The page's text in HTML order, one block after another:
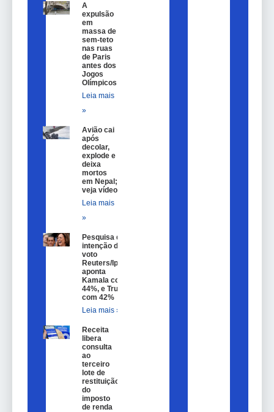
A
expulsão
em
massa de
sem-teto
nas ruas
de Paris
antes dos
Jogos
Olímpicos
Leia mais
»
Avião cai
após
decolar,
explode e
deixa
mortos
em Nepal;
veja vídeo
Leia mais
»
Pesquisa de
intenção de
voto
Reuters/Ipsos
aponta
Kamala com
44%, e Trump
com 42%
Leia mais »
Receita
libera
consulta
ao
terceiro
lote de
restituição
do
imposto
de renda